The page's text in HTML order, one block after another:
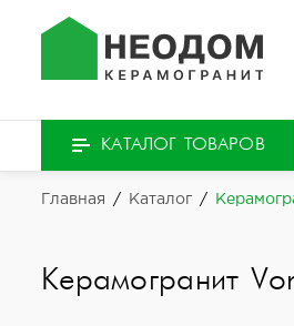
КАТАЛОГ ТОВАРОВ
Главная / Каталог /
Керамогранит